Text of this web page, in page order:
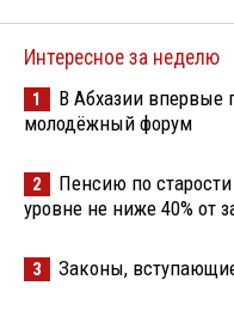
Интересное за неделю
1
В Абхазии впервые
молодёжный форум
2
Пенсию по
уровне не ниже 40% от
3 Законы,